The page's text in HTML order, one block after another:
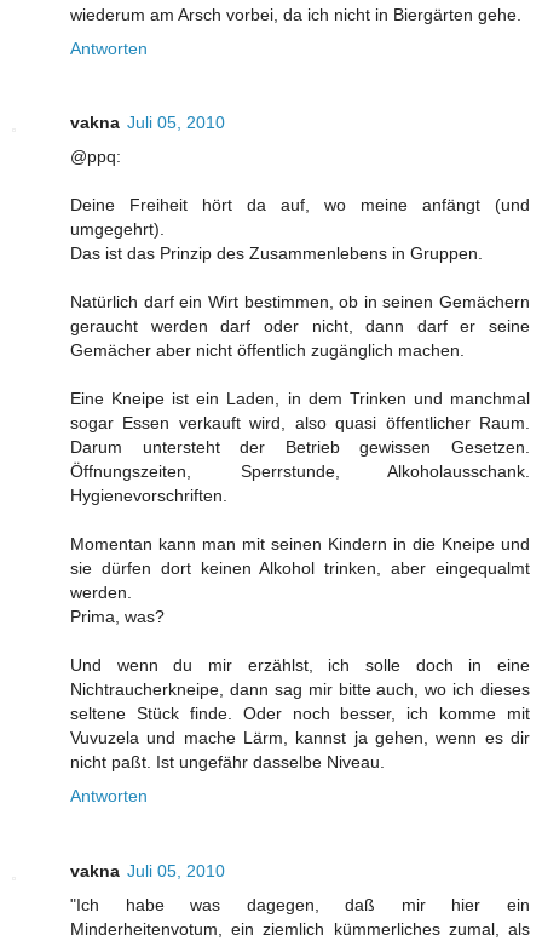
wiederum am Arsch vorbei, da ich nicht in Biergärten gehe.
Antworten
vakna Juli 05, 2010
@ppq:
Deine Freiheit hört da auf, wo meine anfängt (und
umgegehrt).
Das ist das Prinzip des Zusammenlebens in Gruppen.
Natürlich darf ein Wirt bestimmen, ob in seinen Gemächern
geraucht werden darf oder nicht, dann darf er seine
Gemächer aber nicht öffentlich zugänglich machen.
Eine Kneipe ist ein Laden, in dem Trinken und manchmal
sogar Essen verkauft wird, also quasi öffentlicher Raum.
Darum untersteht der Betrieb gewissen Gesetzen.
Öffnungszeiten, Sperrstunde, Alkoholausschank.
Hygienevorschriften.
Momentan kann man mit seinen Kindern in die Kneipe und
sie dürfen dort keinen Alkohol trinken, aber eingequalmt
werden.
Prima, was?
Und wenn du mir erzählst, ich solle doch in eine
Nichtraucherkneipe, dann sag mir bitte auch, wo ich dieses
seltene Stück finde. Oder noch besser, ich komme mit
Vuvuzela und mache Lärm, kannst ja gehen, wenn es dir
nicht paßt. Ist ungefähr dasselbe Niveau.
Antworten
vakna Juli 05, 2010
"Ich habe was dagegen, daß mir hier ein
Minderheitenvotum, ein ziemlich kümmerliches zumal, als